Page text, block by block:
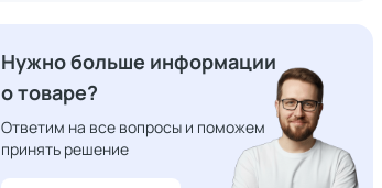
Нужно больше информации
о товаре?
Ответим на все вопросы и поможем
принять решение